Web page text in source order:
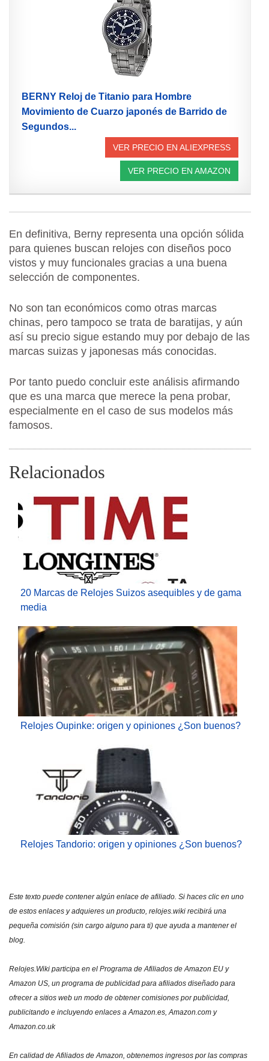
BERNY Reloj de Titanio para Hombre
Movimiento de Cuarzo japonés de Barrido de
Segundos...
VER PRECIO EN ALIEXPRESS
VER PRECIO EN AMAZON
En definitiva, Berny representa una opción sólida
para quienes buscan relojes con diseños poco
vistos y muy funcionales gracias a una buena
selección de componentes.
No son tan económicos como otras marcas
chinas, pero tampoco se trata de baratijas, y aún
así su precio sigue estando muy por debajo de las
marcas suizas y japonesas más conocidas.
Por tanto puedo concluir este análisis afirmando
que es una marca que merece la pena probar,
especialmente en el caso de sus modelos más
famosos.
Relacionados
20 Marcas de Relojes Suizos asequibles y de gama
media
Relojes Oupinke: origen y opiniones ¿Son buenos?
Relojes Tandorio: origen y opiniones ¿Son buenos?
Este texto puede contener algún enlace de afiliado. Si haces clic en uno
de estos enlaces y adquieres un producto, relojes.wiki recibirá una
pequeña comisión (sin cargo alguno para ti) que ayuda a mantener el
blog.
Relojes.Wiki participa en el Programa de Afiliados de Amazon EU y
Amazon US, un programa de publicidad para afiliados diseñado para
ofrecer a sitios web un modo de obtener comisiones por publicidad,
publicitando e incluyendo enlaces a Amazon.es, Amazon.com y
Amazon.co.uk
En calidad de Afiliados de Amazon, obtenemos ingresos por las compras